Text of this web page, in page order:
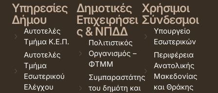
Υπηρεσίες
Δήμου
Αυτοτελές
Τμήμα Κ.Ε.Π.
Αυτοτελές
Τμήμα
Εσωτερικού
Ελέγχου
Δημοτικές
Επιχειρήσει
ς & ΝΠΔΔ
Πολιτιστικός
Οργανισμός –
ΦΤΜΜ
Συμπαραστάτης
του δημότη και
Χρήσιμοι
Σύνδεσμοι
Υπουργείο
Εσωτερικών
Περιφέρεια
Ανατολικής
Μακεδονίας
και Θράκης